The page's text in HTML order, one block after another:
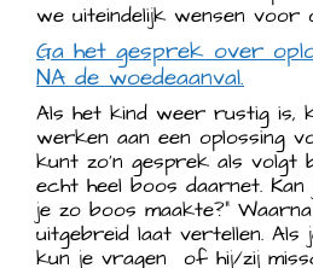
we uiteindelijk wensen voor
Ga het gesprek over
NA de woedeaanval.
Als het kind weer rustig is,
werken aan een oplossing
kunt zo’n gesprek als volgt
echt heel boos daarnet.
je zo boos maakte?”
uitgebreid laat vertellen. Als
kun je vragen of hij/zij